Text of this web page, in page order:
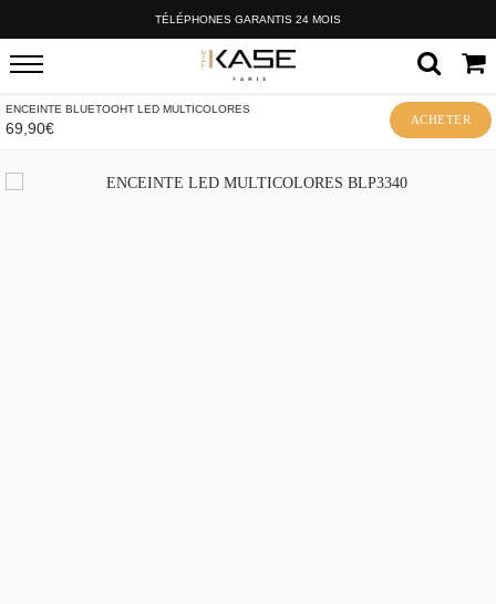
TÉLÉPHONES GARANTIS 24 MOIS
ENCEINTE BLUETOOHT LED MULTICOLORES
69,90€ ACHETER